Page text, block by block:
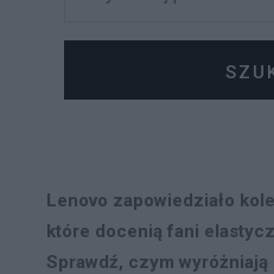
Lenovo zapowiedziało
które docenią fani
Sprawdź, czym wyróżniają